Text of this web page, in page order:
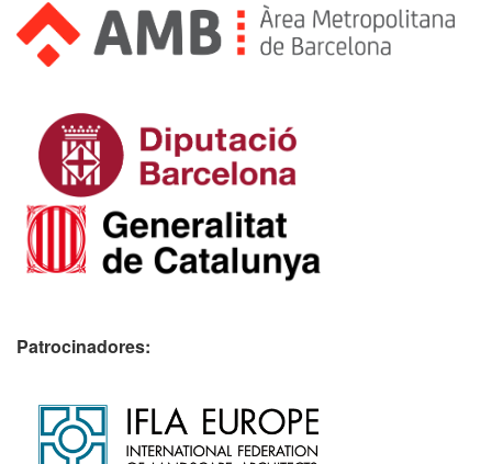
Patrocinadores: